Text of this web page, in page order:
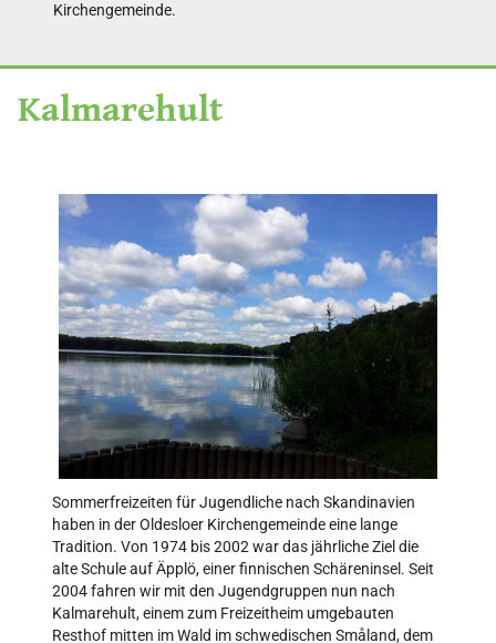
Kirchengemeinde.
Kalmarehult
Sommerfreizeiten für Jugendliche nach Skandinavien
haben in der Oldesloer Kirchengemeinde eine lange
Tradition. Von 1974 bis 2002 war das jährliche Ziel die
alte Schule auf Äpplö, einer finnischen Schäreninsel. Seit
2004 fahren wir mit den Jugendgruppen nun nach
Kalmarehult, einem zum Freizeitheim umgebauten
Resthof mitten im Wald im schwedischen Småland, dem